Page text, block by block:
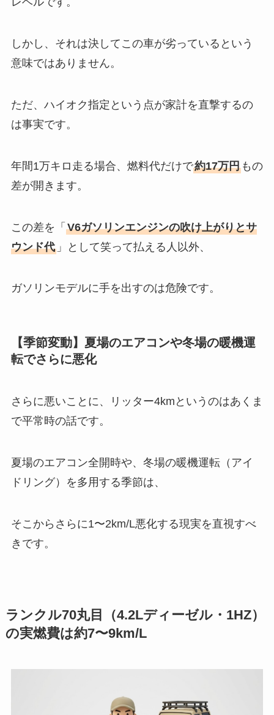
しかし、それは決してこの車が劣っているという
意味ではありません。
ただ、ハイオク指定という点が家計を直撃するの
は事実です。
年間1万キロ走る場合、燃料代だけで約17万円もの
差が開きます。
この差を「 V6ガソリンエンジンの吹け上がりとサ
ウンド代」として笑って払える人以外、
ガソリンモデルに手を出すのは危険です。
【季節変動】夏場のエアコンや冬場の暖機運
転でさらに悪化
さらに悪いことに、リッター4kmというのはあくま
で平常時の話です。
夏場のエアコン全開時や、冬場の暖機運転（アイ
ドリング）を多用する季節は、
そこからさらに1〜2km/L悪化する現実を直視すべ
きです。
ランクル70丸目（4.2Lディーゼル・1HZ）
の実燃費は約7〜9km/L